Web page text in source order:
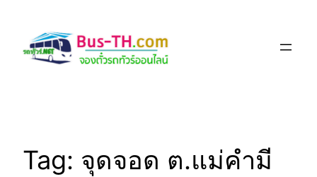
content
Tag: จุดจอด ต.แม่คำมี